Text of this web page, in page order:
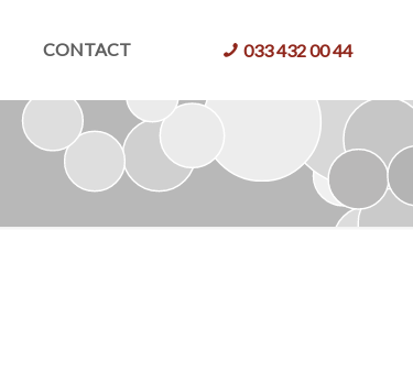
CONTACT 033 432 00 44